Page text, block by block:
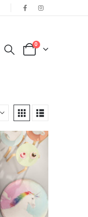
0
Πετσέτα Θαλάσσης Printed Fruits No.3